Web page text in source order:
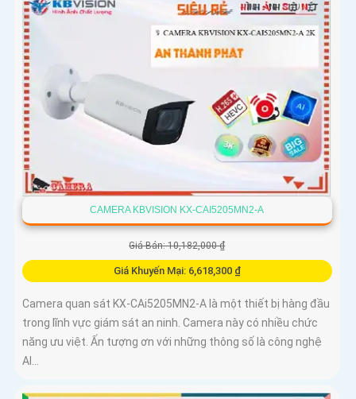
CAMERA KBVISION KX-CAI5205MN2-A
Giá Bán: 10,182,000 ₫
Giá Khuyến Mại: 6,618,300 ₫
Camera quan sát KX-CAi5205MN2-A là một thiết bị hàng đầu
trong lĩnh vực giám sát an ninh. Camera này có nhiều chức
năng ưu việt. Ấn tượng ơn với những thông số là công nghệ
AI...